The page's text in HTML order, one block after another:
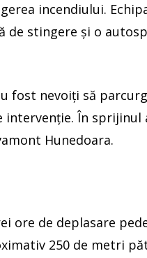
incendiului.
de stingere și o
fost nevoiți să
În sprijinul
Hunedoara.
ore de deplasare
250 de metri